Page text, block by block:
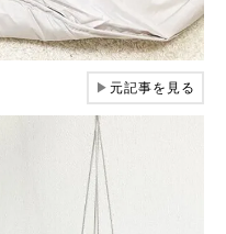
▶元記事を見る